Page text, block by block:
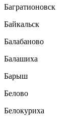
Багратионовск
Байкальск
Балабаново
Балашиха
Барыш
Белово
Белокуриха